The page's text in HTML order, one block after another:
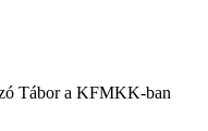
Tábor a KFMKK-ban